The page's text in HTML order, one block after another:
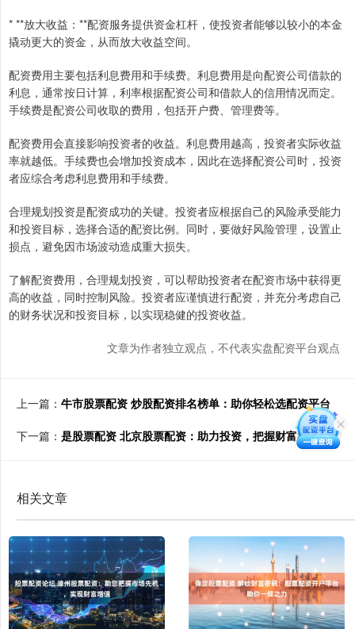
* **放大收益：**配资服务提供资金杠杆，使投资者能够以较小的本金
撬动更大的资金，从而放大收益空间。
配资费用主要包括利息费用和手续费。利息费用是向配资公司借款的
利息，通常按日计算，利率根据配资公司和借款人的信用情况而定。
手续费是配资公司收取的费用，包括开户费、管理费等。
配资费用会直接影响投资者的收益。利息费用越高，投资者实际收益
率就越低。手续费也会增加投资成本，因此在选择配资公司时，投资
者应综合考虑利息费用和手续费。
合理规划投资是配资成功的关键。投资者应根据自己的风险承受能力
和投资目标，选择合适的配资比例。同时，要做好风险管理，设置止
损点，避免因市场波动造成重大损失。
了解配资费用，合理规划投资，可以帮助投资者在配资市场中获得更
高的收益，同时控制风险。投资者应谨慎进行配资，并充分考虑自己
的财务状况和投资目标，以实现稳健的投资收益。
文章为作者独立观点，不代表实盘配资平台观点
上一篇： 牛市股票配资 炒股配资排名榜单：助你轻松选配资平台
下一篇： 是股票配资 北京股票配资：助力投资，把握财富机遇
相关文章